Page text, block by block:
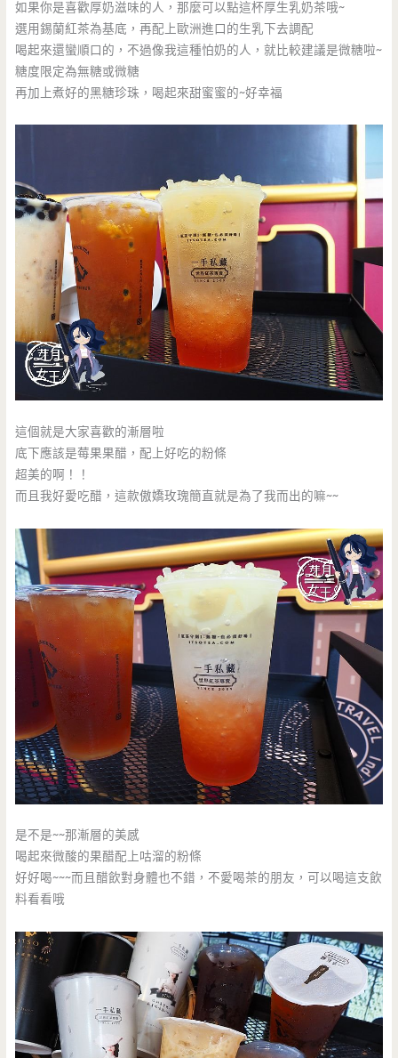
如果你是喜歡厚奶滋味的人，那麼可以點這杯厚生乳奶茶哦~
選用錫蘭紅茶為基底，再配上歐洲進口的生乳下去調配
喝起來還蠻順口的，不過像我這種怕奶的人，就比較建議是微糖啦~
糖度限定為無糖或微糖
再加上煮好的黑糖珍珠，喝起來甜蜜蜜的~好幸福
這個就是大家喜歡的漸層啦
底下應該是莓果果醋，配上好吃的粉條
超美的啊！！
而且我好愛吃醋，這款傲嬌玫瑰簡直就是為了我而出的嘛~~
是不是~~那漸層的美感
喝起來微酸的果醋配上咕溜的粉條
好好喝~~~而且醋飲對身體也不錯，不愛喝茶的朋友，可以喝這支飲
料看看哦